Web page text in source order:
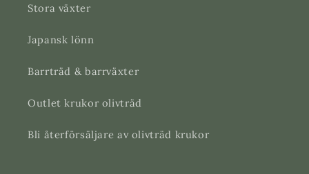
Stora växter
Japansk lönn
Barrträd & barrväxter
Outlet krukor olivträd
Bli återförsäljare av olivträd krukor